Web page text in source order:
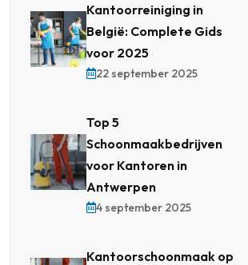
Kantoorreiniging in
België: Complete Gids
voor 2025
22 september 2025
Top 5
Schoonmaakbedrijven
voor Kantoren in
Antwerpen
4 september 2025
Kantoorschoonmaak op